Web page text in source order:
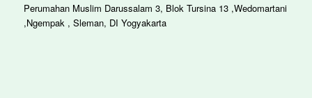
Perumahan Muslim Darussalam 3, Blok Tursina 13 ,Wedomartani
,Ngempak , Sleman, DI Yogyakarta